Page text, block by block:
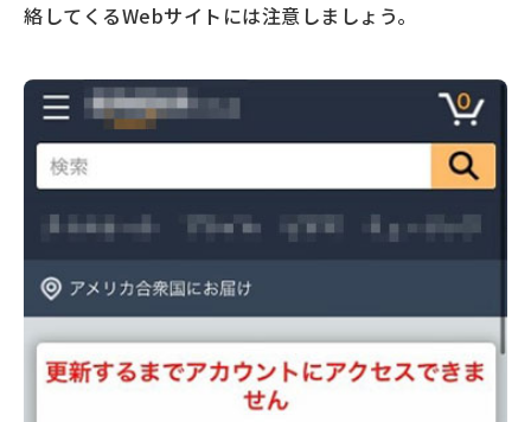
絡してくるWebサイトには注意しましょう。